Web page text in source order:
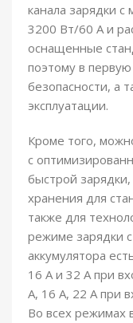
канала зарядки
3200 Вт/60 А и
оснащенные
поэтому в
безопасности, а
эксплуатации.
Кроме того,
с
быстрой
хранения для
также для
режиме зарядки
аккумулятора
16 А и 32 А при
А, 16 А, 22 А при
Во всех режимах